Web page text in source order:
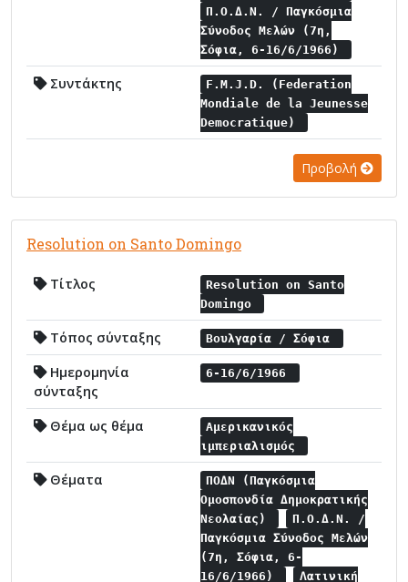
Π.Ο.Δ.Ν. / Παγκόσμια
Σύνοδος Μελών (7η,
Σόφια, 6-16/6/1966)
Συντάκτης
F.M.J.D. (Federation
Mondiale de la Jeunesse
Democratique)
Προβολή
Resolution on Santo Domingo
Τίτλος
Resolution on Santo
Domingo
Τόπος σύνταξης Βουλγαρία / Σόφια
Ημερομηνία
σύνταξης
6-16/6/1966
Θέμα ως θέμα
Αμερικανικός
ιμπεριαλισμός
Θέματα
ΠΟΔΝ (Παγκόσμια
Ομοσπονδία Δημοκρατικής
Νεολαίας)
Π.Ο.Δ.Ν. /
Παγκόσμια Σύνοδος Μελών
(7η, Σόφια, 6-
16/6/1966)
Λατινική